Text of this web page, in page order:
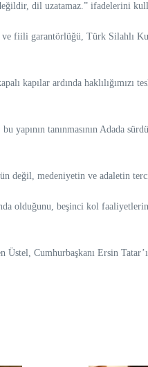
dil uzatamaz.” ifadelerini
ve fiili garantörlüğü, Türk Silahlı
ardında haklılığımızı
tanınmasının Adada
değil, medeniyetin ve adaletin
olduğunu, beşinci kol
Üstel, Cumhurbaşkanı Ersin